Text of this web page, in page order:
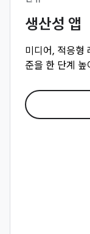
생산성 앱
미디어, 적응형
준을 한 단계 높